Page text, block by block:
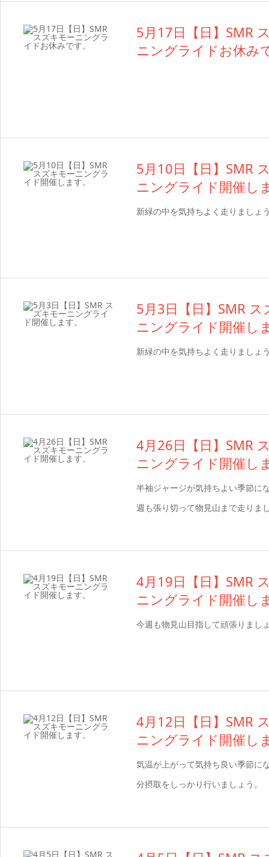
5月17日【日】SMR
ニングライドお休み
5月10日【日】SMR
ニングライド開催し
新緑の中を気持ちよく走りましょ
5月3日【日】SMR ス
ニングライド開催し
新緑の中を気持ちよく走りましょ
4月26日【日】SMR
ニングライド開催し
半袖ジャージが気持ちよい季節に
週も張り切って物見山まで走りま
4月19日【日】SMR
ニングライド開催し
今週も物見山目指して頑張りまし
4月12日【日】SMR
ニングライド開催し
気温が上がって気持ち良い季節に
分摂取をしっかり行いましょう。